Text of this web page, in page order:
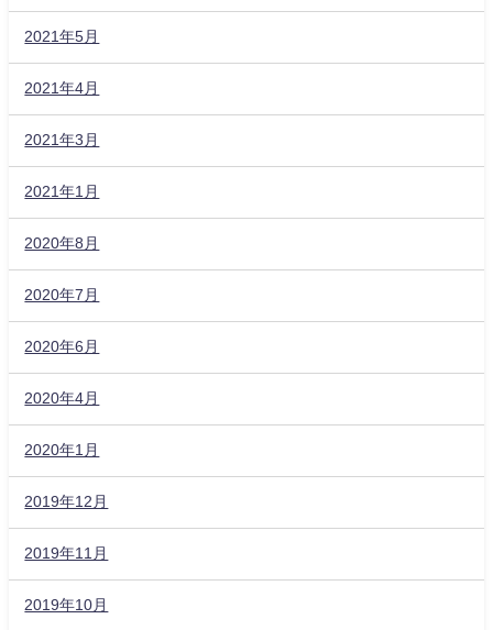
2021年5月
2021年4月
2021年3月
2021年1月
2020年8月
2020年7月
2020年6月
2020年4月
2020年1月
2019年12月
2019年11月
2019年10月